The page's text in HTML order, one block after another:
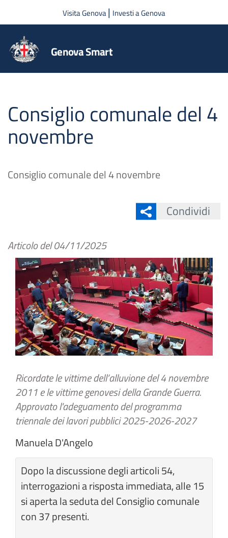
Salta al contenuto principale
Visita Genova| Investi a Genova
Genova Smart
Consiglio comunale del 4
novembre
Consiglio comunale del 4 novembre
Condividi
Articolo del04/11/2025
Ricordate le vittime dell’alluvione del 4 novembre
2011 e le vittime genovesi della Grande Guerra.
Approvato l'adeguamento del programma
triennale dei lavori pubblici 2025-2026-2027
Manuela D'Angelo
Dopo la discussione degli articoli 54,
interrogazioni a risposta immediata, alle 15
si aperta la seduta del Consiglio comunale
con 37 presenti.